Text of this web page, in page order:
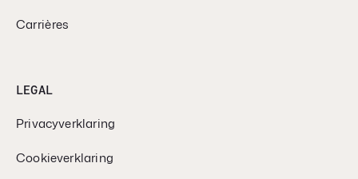
Carrières
LEGAL
Privacyverklaring
Cookieverklaring